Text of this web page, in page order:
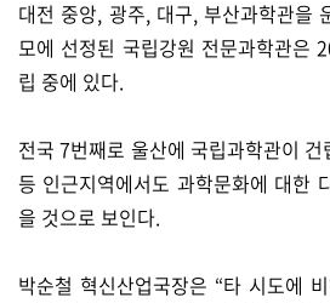
대전 중앙, 광주, 대구, 부산과학관을
모에 선정된 국립강원 전문과학관은
립 중에 있다.
전국 7번째로 울산에 국립과학관이
등 인근지역에서도 과학문화에 대한
을 것으로 보인다.
박순철 혁신산업국장은 “타 시도에